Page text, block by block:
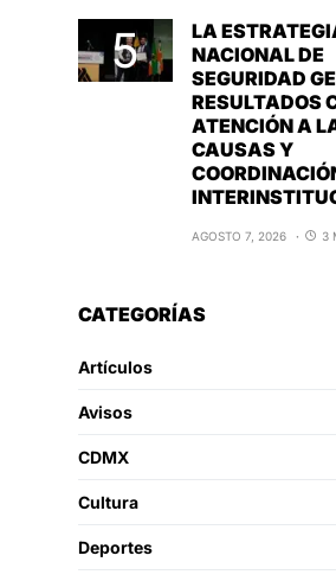
LA
NACIONAL DE
SEGURIDAD
RESULTADOS
ATENCIÓN A
CAUSAS Y
AGOSTO 7, 2026 3
CATEGORÍAS
Artículos
Avisos
CDMX
Cultura
Deportes